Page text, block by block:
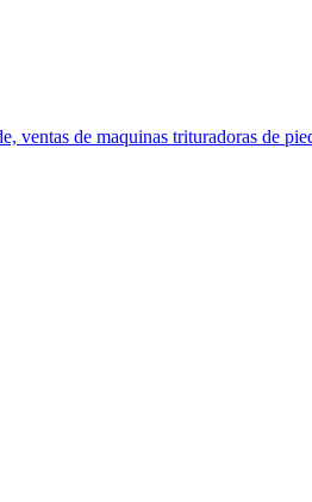
de maquinas trituradoras de